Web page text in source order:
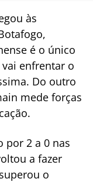
às
é o único
enfrentar o
Do outro
mede forças
por 2 a 0 nas
a fazer
o